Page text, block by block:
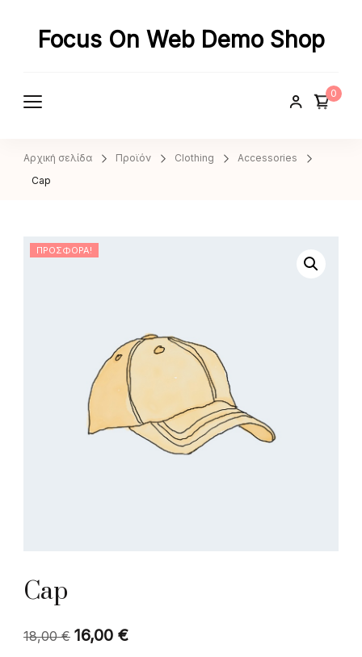
Focus On Web Demo Shop
0
Αρχική σελίδα Προϊόν Clothing
Accessories
Cap
ΠΡΟΣΦΟΡΆ!
Cap
18,00€ Original
16,00 €Η